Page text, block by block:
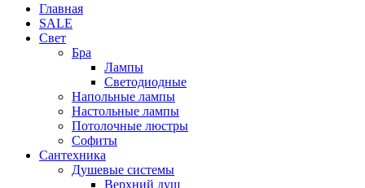
Главная
SALE
Свет
Бра
Лампы
Светодиодные
Напольные лампы
Настольные лампы
Потолочные люстры
Софиты
Сантехника
Душевые системы
Верхний душ